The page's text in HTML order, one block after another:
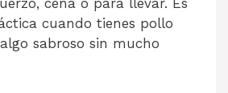
cuando tienes pollo
sabroso sin mucho